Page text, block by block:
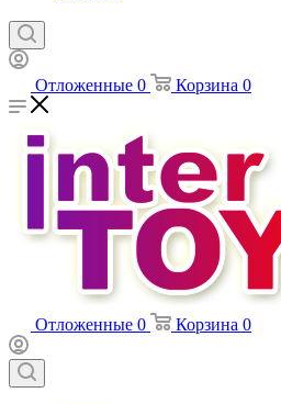
Отложенные 0 Корзина 0
Отложенные 0 Корзина 0